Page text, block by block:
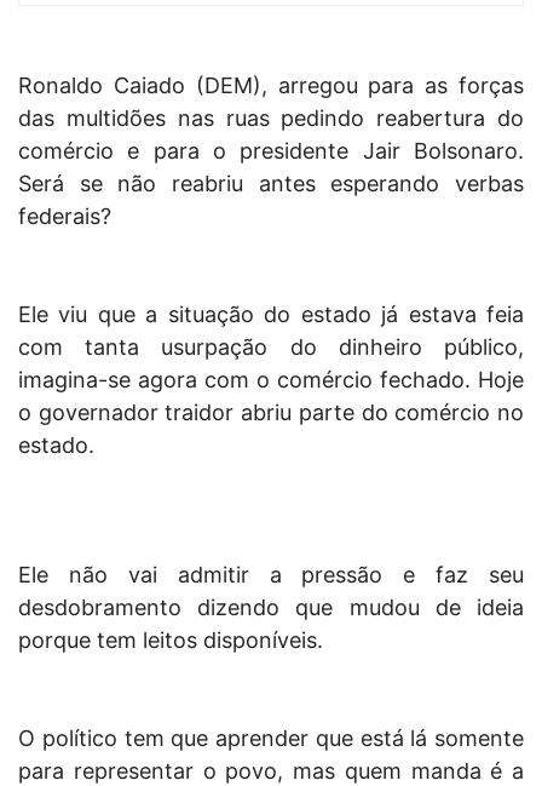
Ronaldo Caiado (DEM), arregou para as forças
das multidões nas ruas pedindo reabertura do
comércio e para o presidente Jair Bolsonaro.
Será se não reabriu antes esperando verbas
federais?
Ele viu que a situação do estado já estava feia
com tanta usurpação do dinheiro público,
imagina-se agora com o comércio fechado. Hoje
o governador traidor abriu parte do comércio no
estado.
Ele não vai admitir a pressão e faz seu
desdobramento dizendo que mudou de ideia
porque tem leitos disponíveis.
O político tem que aprender que está lá somente
para representar o povo, mas quem manda é a